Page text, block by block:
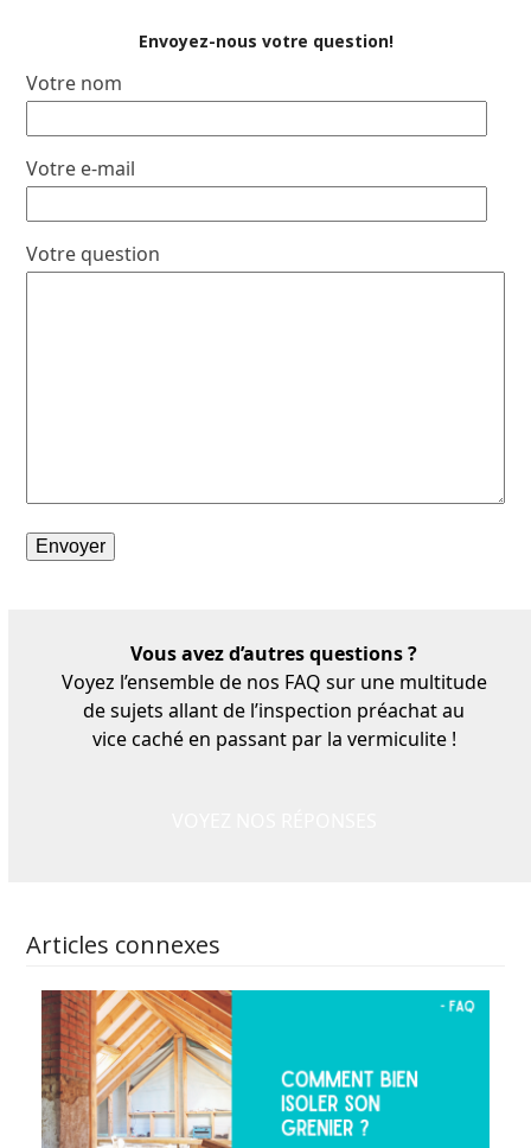
Envoyez-nous votre question!
Votre nom
Votre e-mail
Votre question
Vous avez d’autres questions ?
Voyez l’ensemble de nos FAQ sur une multitude
de sujets allant de l’inspection préachat au
vice caché en passant par la vermiculite !
Articles connexes